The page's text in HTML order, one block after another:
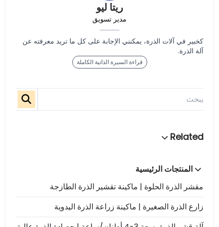
ريتا ليو
مدير تسويق
كخبير في آلات الذرة، يمكنني الإجابة على كل ما تريد معرفته عن
آلة الذرة.
قراءة السيرة الذاتية الكاملة
المنتجات الرئيسية
مقشر الذرة الحلوة | ماكينة تقشير الذرة الطازجة
زارع الذرة الصغيرة | ماكينة زراعة الذرة اليدوية